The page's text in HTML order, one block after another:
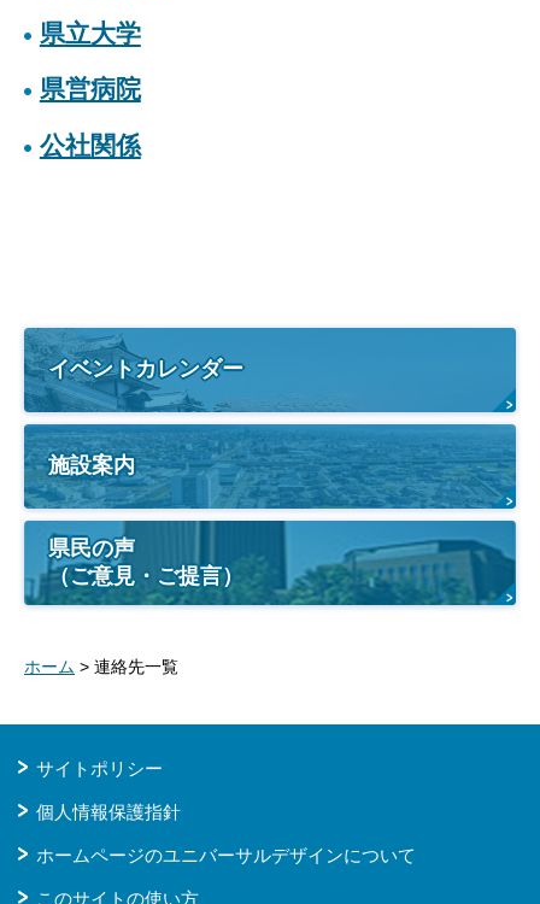
県立大学
県営病院
公社関係
イベントカレンダー
施設案内
県民の声
（ご意見・ご提言）
ホーム > 連絡先一覧
サイトポリシー
個人情報保護指針
ホームページのユニバーサルデザインについて
このサイトの使い方